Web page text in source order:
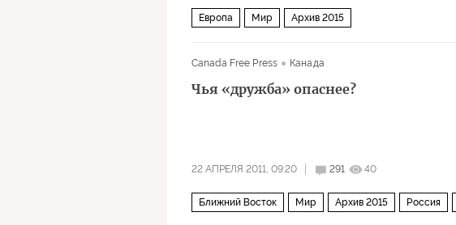
Европа Мир Архив 2015
Canada Free Press Канада
Чья «дружба» опаснее?
22 АПРЕЛЯ 2011, 09:20 291 40
Ближний Восток Мир Архив 2015 Россия